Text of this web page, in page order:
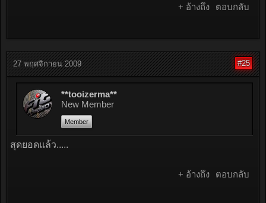
+ อ้างถึง ตอบกลับ
27 พฤศจิกายน 2009 #25
**tooizerma**
New Member
Member
สุดยอดแล้ว.....
+ อ้างถึง ตอบกลับ